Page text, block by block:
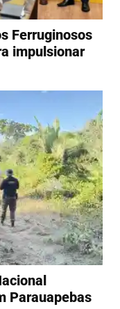
Ferruginosos
impulsionar
Parauapebas